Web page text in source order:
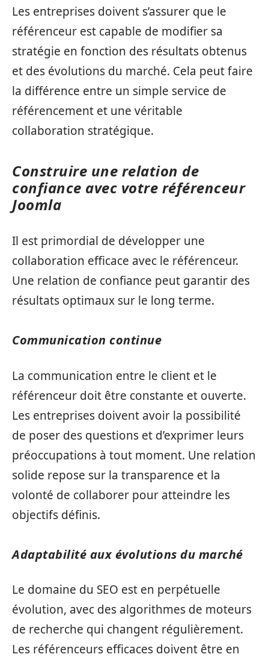
Les entreprises doivent s’assurer que le
référenceur est capable de modifier sa
stratégie en fonction des résultats obtenus
et des évolutions du marché. Cela peut faire
la différence entre un simple service de
référencement et une véritable
collaboration stratégique.
Construire une relation de
confiance avec votre référenceur
Joomla
Il est primordial de développer une
collaboration efficace avec le référenceur.
Une relation de confiance peut garantir des
résultats optimaux sur le long terme.
Communication continue
La communication entre le client et le
référenceur doit être constante et ouverte.
Les entreprises doivent avoir la possibilité
de poser des questions et d’exprimer leurs
préoccupations à tout moment. Une relation
solide repose sur la transparence et la
volonté de collaborer pour atteindre les
objectifs définis.
Adaptabilité aux évolutions du marché
Le domaine du SEO est en perpétuelle
évolution, avec des algorithmes de moteurs
de recherche qui changent régulièrement.
Les référenceurs efficaces doivent être en